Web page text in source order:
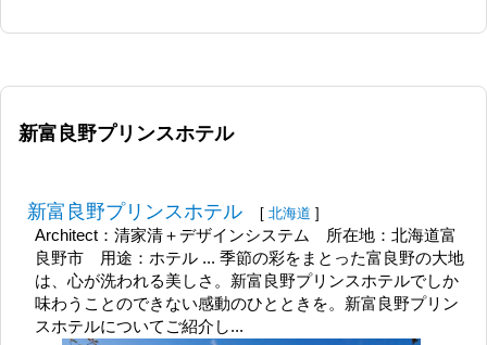
新富良野プリンスホテル
新富良野プリンスホテル [ 北海道 ]
Architect：清家清＋デザインシステム 所在地：北海道富
良野市 用途：ホテル ... 季節の彩をまとった富良野の大地
は、心が洗われる美しさ。新富良野プリンスホテルでしか
味わうことのできない感動のひとときを。新富良野プリン
スホテルについてご紹介し...